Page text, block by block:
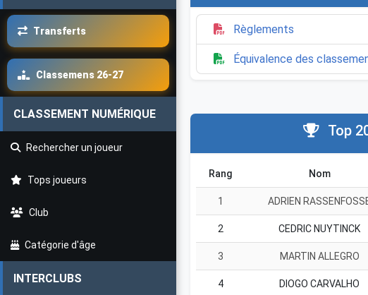
Transferts
Classemens 26-27
CLASSEMENT NUMÉRIQUE
Rechercher un joueur
Tops joueurs
Club
Catégorie d'âge
INTERCLUBS
Règlements
Équivalence des
Top
Rang Nom
1 ADRIEN
2 CEDRIC NUYTINCK
3 MARTIN ALLEGRO
4 DIOGO CARVALHO